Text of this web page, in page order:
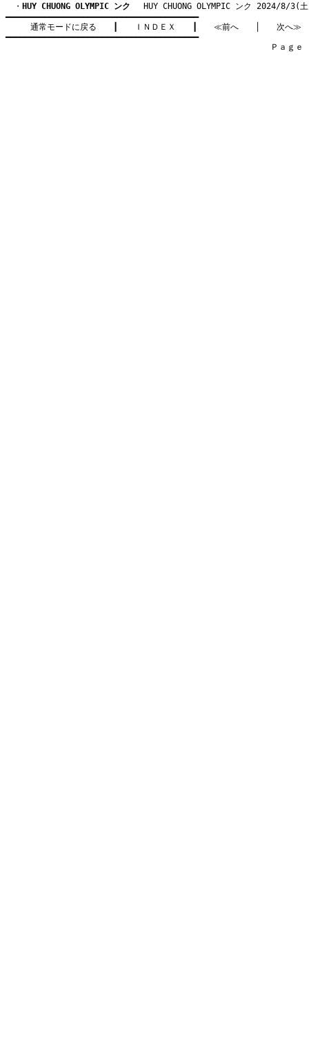
・ HUY CHUONG OLYMPIC ンク HUY CHUONG OLYMPIC ンク 2024/8/
━━━━━━━━━━━━━━━━━━━━━━━━━━━━━━━━━━━━━━━━
通常モードに戻る
ＩＮＤＥＸ ≪前へ
次へ≫
━━━━━━━━━━━━━━━━━━━━━━━━━━━━━━━━━━━━━━━━
Ｐａｇｅ